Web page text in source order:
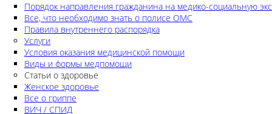
Порядок направления гражданина на медико-социальную
Все, что необходимо знать о полисе ОМС
Правила внутреннего распорядка
Услуги
Условия оказания медицинской помощи
Виды и формы медпомощи
Статьи о здоровье
Женское здоровье
Все о гриппе
ВИЧ / СПИД